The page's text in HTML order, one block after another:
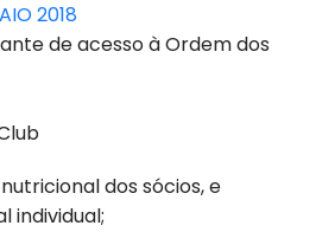
2018
de acesso à Ordem dos
dos sócios, e
individual;